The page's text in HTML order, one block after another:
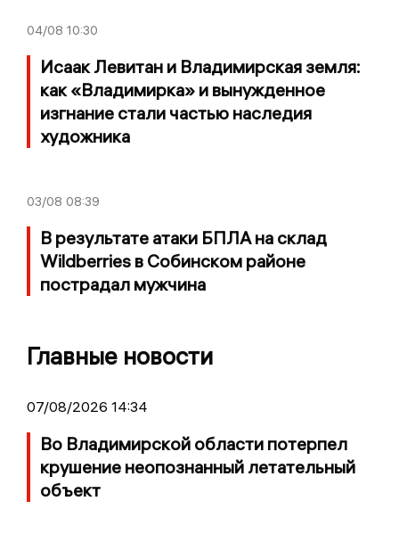
04/08 10:30
Исаак Левитан и Владимирская земля:
как «Владимирка» и вынужденное
изгнание стали частью наследия
художника
03/08 08:39
В результате атаки БПЛА на склад
Wildberries в Собинском районе
пострадал мужчина
Главные новости
07/08/2026 14:34
Во Владимирской области потерпел
крушение неопознанный летательный
объект